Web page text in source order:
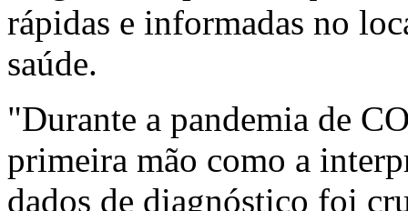
rápidas e informadas no
saúde.
"Durante a pandemia de
primeira mão como a
dados de diagnóstico foi